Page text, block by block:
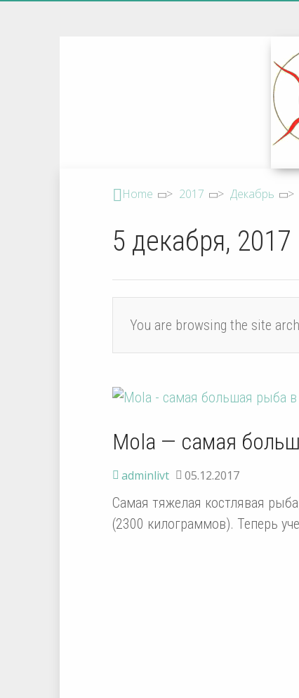
Home > 2017 > Декабрь >
5 декабря, 2017
You are browsing the site
Mola — самая
adminlivt 05.12.2017
Самая тяжелая костлявая
(2300 килограммов). Теперь